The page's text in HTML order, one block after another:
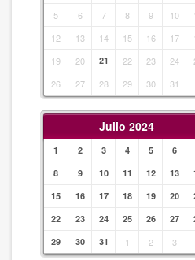
5 6 7 8 9 10
12
13 14 15 16 17
19
20 21 22 23 24
26
27 28 29 30 31
Julio 2024
1 2 3 4 5 6
8
9 10 11 12 13
15
16 17 18 19 20
22
23 24 25 26 27
29
30 31 1 2 3